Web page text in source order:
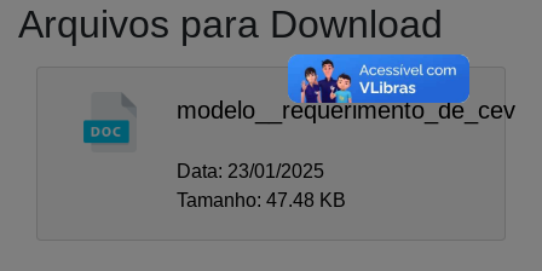
Arquivos para Download
modelo__requerimento_de_cev
Data: 23/01/2025
Tamanho: 47.48 KB